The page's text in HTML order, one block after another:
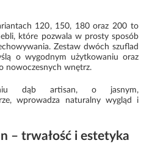
120, 150, 180 oraz 200 to
które pozwala w prosty sposób
Zestaw dwóch szuflad
o wygodnym użytkowaniu oraz
nowoczesnych wnętrz.
dąb artisan, o jasnym,
wprowadza naturalny wygląd i
– trwałość i estetyka